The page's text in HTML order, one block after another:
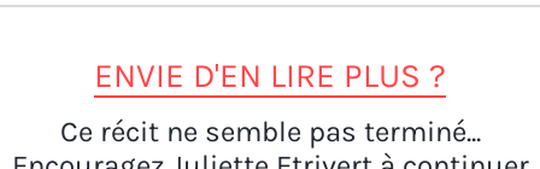
ENVIE D'EN LIRE PLUS ?
Ce récit ne semble pas terminé...